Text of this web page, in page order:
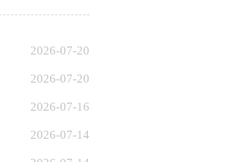
2026-07-20
2026-07-20
2026-07-16
2026-07-14